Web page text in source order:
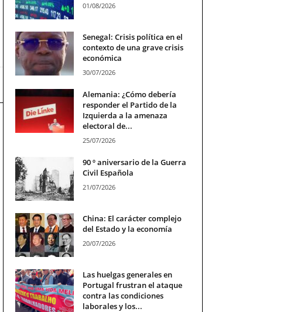
01/08/2026
Senegal: Crisis política en el
contexto de una grave crisis
económica
30/07/2026
Alemania: ¿Cómo debería
responder el Partido de la
Izquierda a la amenaza
electoral de...
25/07/2026
90 º aniversario de la Guerra
Civil Española
21/07/2026
China: El carácter complejo
del Estado y la economía
20/07/2026
Las huelgas generales en
Portugal frustran el ataque
contra las condiciones
laborales y los...